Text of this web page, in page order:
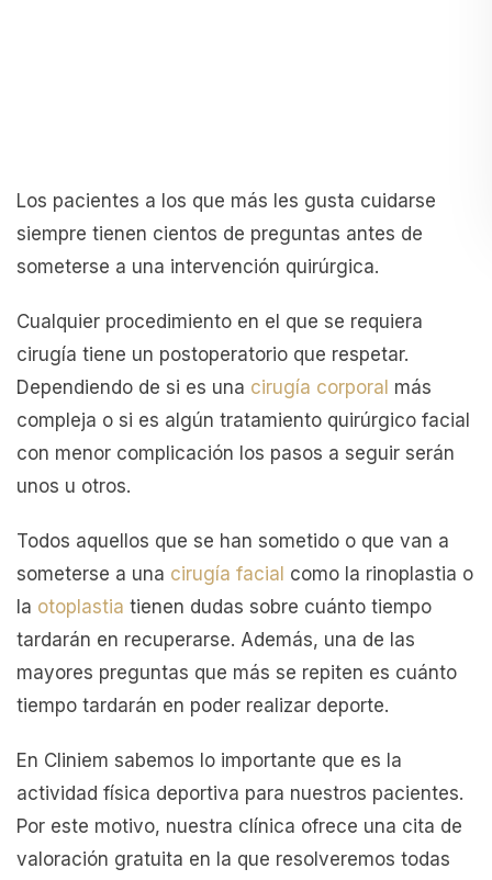
Los pacientes a los que más les gusta cuidarse
siempre tienen cientos de preguntas antes de
someterse a una intervención quirúrgica.
Cualquier procedimiento en el que se requiera
cirugía tiene un postoperatorio que respetar.
Dependiendo de si es una cirugía corporal más
compleja o si es algún tratamiento quirúrgico facial
con menor complicación los pasos a seguir serán
unos u otros.
Todos aquellos que se han sometido o que van a
someterse a una cirugía facial como la rinoplastia o
la otoplastia tienen dudas sobre cuánto tiempo
tardarán en recuperarse. Además, una de las
mayores preguntas que más se repiten es cuánto
tiempo tardarán en poder realizar deporte.
En Cliniem sabemos lo importante que es la
actividad física deportiva para nuestros pacientes.
Por este motivo, nuestra clínica ofrece una cita de
valoración gratuita en la que resolveremos todas